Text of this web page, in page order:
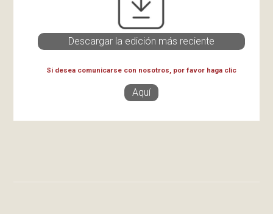
Descargar la edición más reciente
Si desea comunicarse con nosotros, por favor haga clic
Aquí